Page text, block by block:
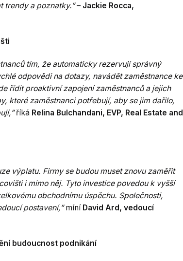
trendy a poznatky.”– Jackie Rocca,
tím, že automaticky rezervují správný
odpovědi na dotazy, navádět zaměstnance ke
řídit proaktivní zapojení zaměstnanců a jejich
které zaměstnanci potřebují, aby se jim dařilo,
říká Relina Bulchandani, EVP, Real Estate and
výplatu. Firmy se budou muset znovu zaměřit
i mimo něj. Tyto investice povedou k vyšší
obchodnímu úspěchu. Společnosti,
postavení,”míní David Ard, vedoucí
budoucnost podnikání